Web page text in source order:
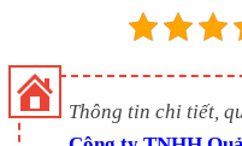
Thông tin chi tiết,